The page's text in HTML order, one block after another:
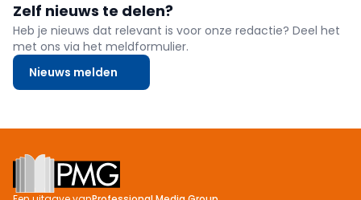
Zelf nieuws te delen?
Heb je nieuws dat relevant is voor onze redactie? Deel het
met ons via het meldformulier.
Nieuws melden
Footer